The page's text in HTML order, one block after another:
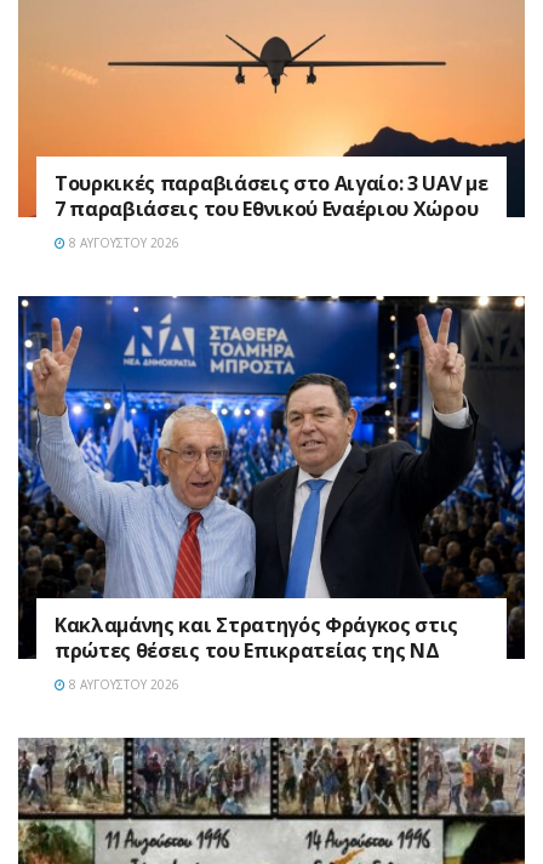
Τουρκικές παραβιάσεις στο Αιγαίο: 3 UAV με
7 παραβιάσεις του Εθνικού Εναέριου Χώρου
8 ΑΥΓΟΎΣΤΟΥ 2026
Κακλαμάνης και Στρατηγός Φράγκος στις
πρώτες θέσεις του Επικρατείας της ΝΔ
8 ΑΥΓΟΎΣΤΟΥ 2026